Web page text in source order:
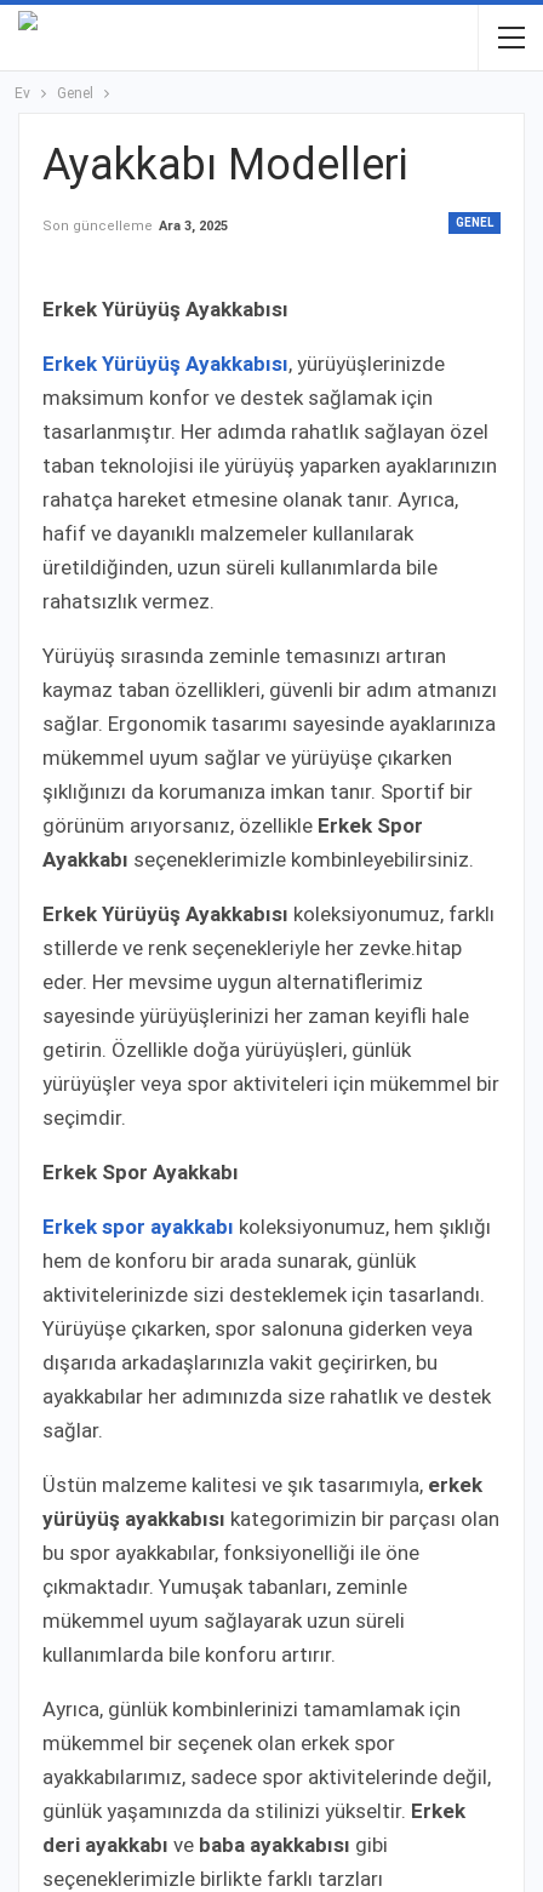
Ev Genel
Ayakkabı Modelleri
GENEL
Son güncelleme Ara 3, 2025
Erkek Yürüyüş Ayakkabısı
Erkek Yürüyüş Ayakkabısı, yürüyüşlerinizde
maksimum konfor ve destek sağlamak için
tasarlanmıştır. Her adımda rahatlık sağlayan özel
taban teknolojisi ile yürüyüş yaparken ayaklarınızın
rahatça hareket etmesine olanak tanır. Ayrıca,
hafif ve dayanıklı malzemeler kullanılarak
üretildiğinden, uzun süreli kullanımlarda bile
rahatsızlık vermez.
Yürüyüş sırasında zeminle temasınızı artıran
kaymaz taban özellikleri, güvenli bir adım atmanızı
sağlar. Ergonomik tasarımı sayesinde ayaklarınıza
mükemmel uyum sağlar ve yürüyüşe çıkarken
şıklığınızı da korumanıza imkan tanır. Sportif bir
görünüm arıyorsanız, özellikle Erkek Spor
Ayakkabı seçeneklerimizle kombinleyebilirsiniz.
Erkek Yürüyüş Ayakkabısı koleksiyonumuz, farklı
stillerde ve renk seçenekleriyle her zevke.hitap
eder. Her mevsime uygun alternatiflerimiz
sayesinde yürüyüşlerinizi her zaman keyifli hale
getirin. Özellikle doğa yürüyüşleri, günlük
yürüyüşler veya spor aktiviteleri için mükemmel bir
seçimdir.
Erkek Spor Ayakkabı
Erkek spor ayakkabı koleksiyonumuz, hem şıklığı
hem de konforu bir arada sunarak, günlük
aktivitelerinizde sizi desteklemek için tasarlandı.
Yürüyüşe çıkarken, spor salonuna giderken veya
dışarıda arkadaşlarınızla vakit geçirirken, bu
ayakkabılar her adımınızda size rahatlık ve destek
sağlar.
Üstün malzeme kalitesi ve şık tasarımıyla, erkek
yürüyüş ayakkabısı kategorimizin bir parçası olan
bu spor ayakkabılar, fonksiyonelliği ile öne
çıkmaktadır. Yumuşak tabanları, zeminle
mükemmel uyum sağlayarak uzun süreli
kullanımlarda bile konforu artırır.
Ayrıca, günlük kombinlerinizi tamamlamak için
mükemmel bir seçenek olan erkek spor
ayakkabılarımız, sadece spor aktivitelerinde değil,
günlük yaşamınızda da stilinizi yükseltir. Erkek
deri ayakkabı ve baba ayakkabısı gibi
seçeneklerimizle birlikte farklı tarzları